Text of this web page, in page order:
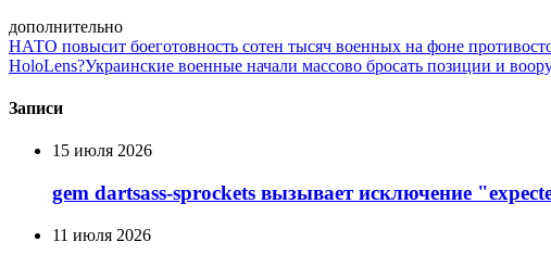
дополнительно
НАТО повысит боеготовность сотен тысяч военных на фоне
HoloLens?Украинские военные начали массово бросать позиции и
Записи
15 июля 2026
gem dartsass-sprockets вызывает исключение
11 июля 2026